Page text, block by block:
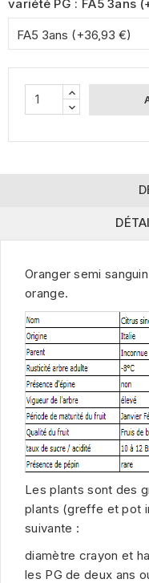
variété PG : FA5 3ans
Oranger semi
orange.
Les plants sont des
plants (greffe et pot
suivante :
diamètre crayon et
les PG de deux ans